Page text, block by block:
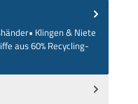
Klingen & Niete
aus 60% Recycling-